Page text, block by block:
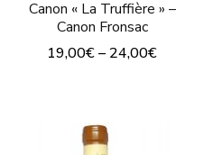
page
du
Canon « La Truffière » –
Canon Fronsac
19,00€– 24,00€
a